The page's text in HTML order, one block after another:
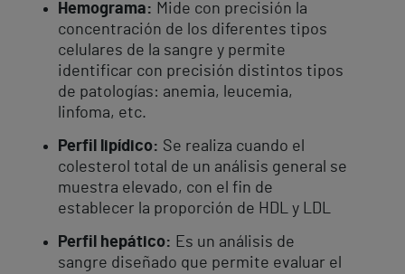
Hemograma: Mide con precisión la
concentración de los diferentes tipos
celulares de la sangre y permite
identificar con precisión distintos tipos
de patologías: anemia, leucemia,
linfoma, etc.
Perfil lipídico: Se realiza cuando el
colesterol total de un análisis general se
muestra elevado, con el fin de
establecer la proporción de HDL y LDL
Perfil hepático: Es un análisis de
sangre diseñado que permite evaluar el